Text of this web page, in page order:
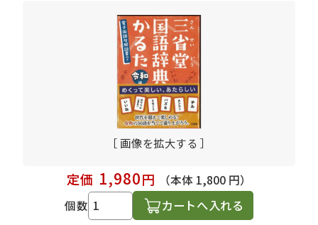
［ 画像を拡大する ］
定価 1,980円
（本体 1,800 円）
個数
カートへ入れる